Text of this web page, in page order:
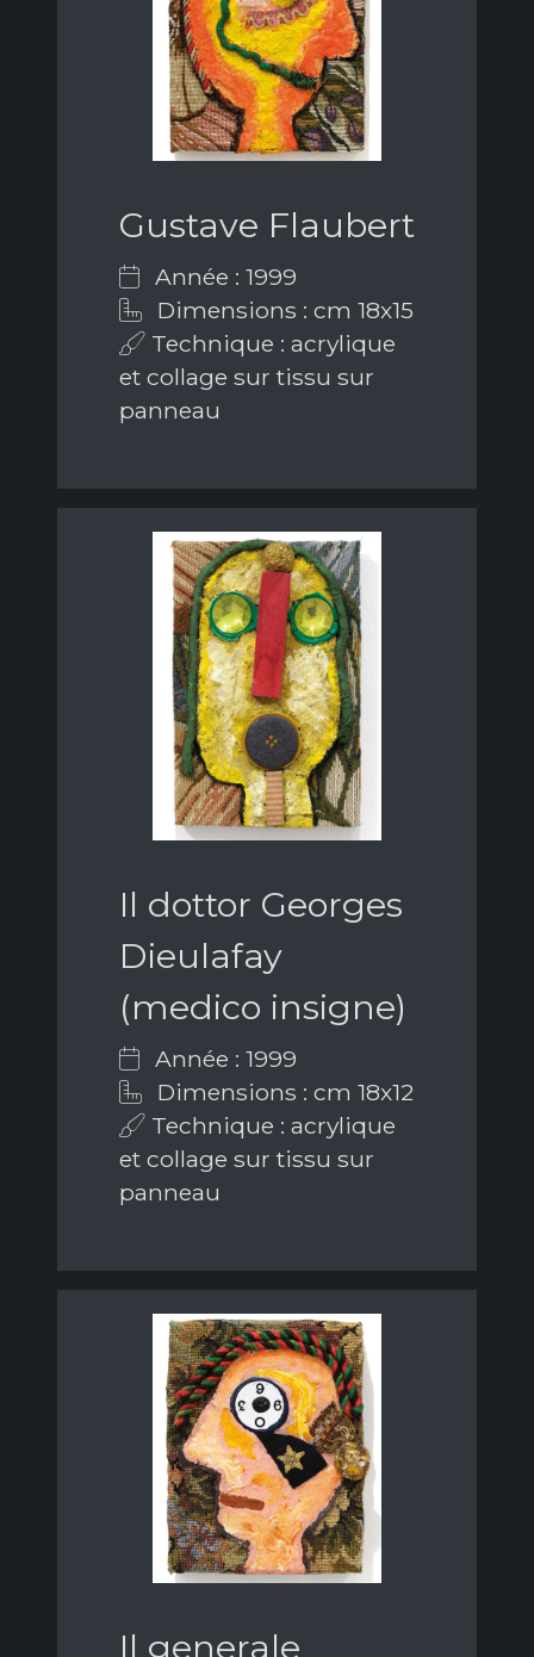
Gustave Flaubert
Année : 1999
Dimensions : cm 18x15
Technique : acrylique
et collage sur tissu sur
panneau
Il dottor Georges
Dieulafay
(medico insigne)
Année : 1999
Dimensions : cm 18x12
Technique : acrylique
et collage sur tissu sur
panneau
Il generale